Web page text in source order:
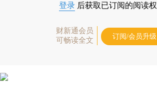
登录 后获取已订阅的阅读
财新通会员
可畅读全文
订阅/会员升级